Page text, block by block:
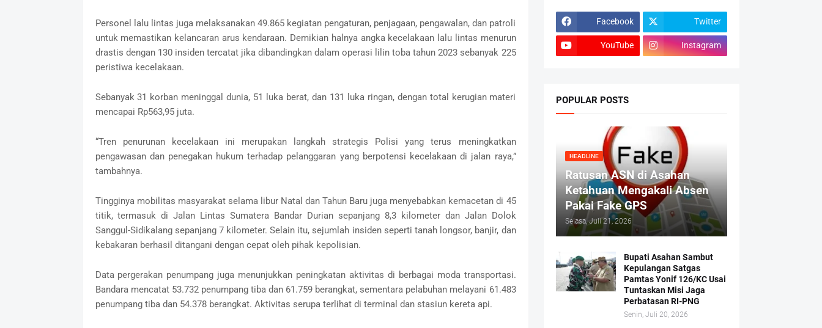
Personel lalu lintas juga melaksanakan 49.865 kegiatan pengaturan, penjagaan, pengawalan, dan patroli
untuk memastikan kelancaran arus kendaraan. Demikian halnya angka kecelakaan lalu lintas menurun
drastis dengan 130 insiden tercatat jika dibandingkan dalam operasi lilin toba tahun 2023 sebanyak 225
peristiwa kecelakaan.
Sebanyak 31 korban meninggal dunia, 51 luka berat, dan 131 luka ringan, dengan total kerugian materi
mencapai Rp563,95 juta.
“Tren penurunan kecelakaan ini merupakan langkah strategis Polisi yang terus meningkatkan
pengawasan dan penegakan hukum terhadap pelanggaran yang berpotensi kecelakaan di jalan raya,”
tambahnya.
Tingginya mobilitas masyarakat selama libur Natal dan Tahun Baru juga menyebabkan kemacetan di 45
titik, termasuk di Jalan Lintas Sumatera Bandar Durian sepanjang 8,3 kilometer dan Jalan Dolok
Sanggul-Sidikalang sepanjang 7 kilometer. Selain itu, sejumlah insiden seperti tanah longsor, banjir, dan
kebakaran berhasil ditangani dengan cepat oleh pihak kepolisian.
Data pergerakan penumpang juga menunjukkan peningkatan aktivitas di berbagai moda transportasi.
Bandara mencatat 53.732 penumpang tiba dan 61.759 berangkat, sementara pelabuhan melayani 61.483
penumpang tiba dan 54.378 berangkat. Aktivitas serupa terlihat di terminal dan stasiun kereta api.
Facebook Twitter
YouTube Instagram
POPULAR POSTS
HEADLINE
Ratusan ASN di Asahan
Ketahuan Mengakali Absen
Pakai Fake GPS
Selasa, Juli 21, 2026
Bupati Asahan Sambut
Kepulangan Satgas
Pamtas Yonif 126/KC Usai
Tuntaskan Misi Jaga
Perbatasan RI-PNG
Senin, Juli 20, 2026